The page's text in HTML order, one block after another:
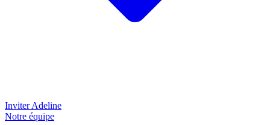
Inviter Adeline
Notre équipe